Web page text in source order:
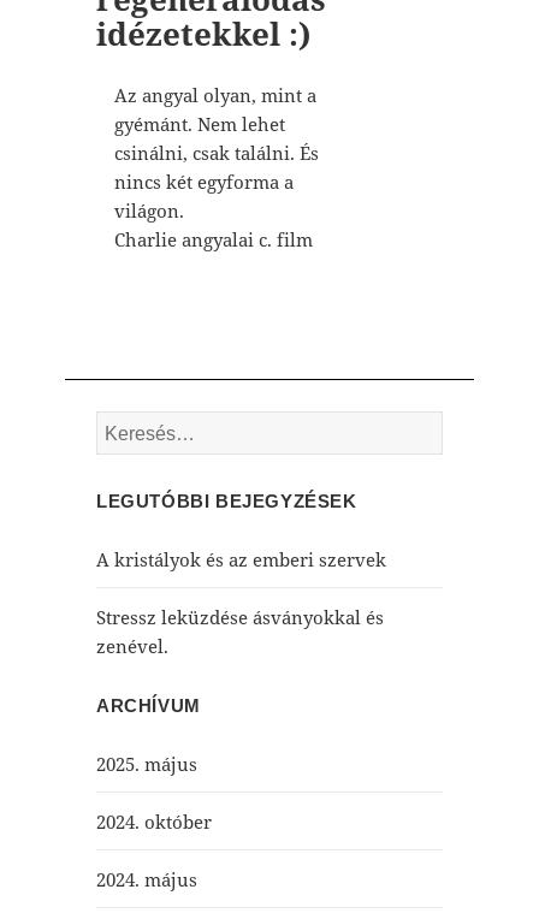
idézetekkel :)
Az angyal olyan, mint a
gyémánt. Nem lehet
csinálni, csak találni. És
nincs két egyforma a
világon.
Charlie angyalai c. film
Keresés:
LEGUTÓBBI BEJEGYZÉSEK
A kristályok és az emberi szervek
Stressz leküzdése ásványokkal és
zenével.
ARCHÍVUM
2025. május
2024. október
2024. május